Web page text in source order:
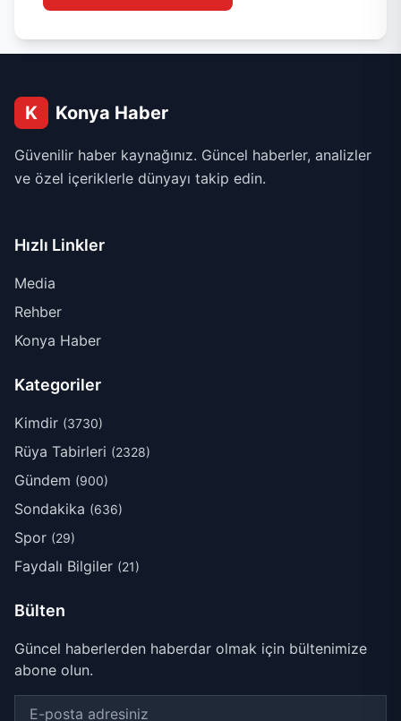
K Konya Haber
Güvenilir haber kaynağınız. Güncel haberler, analizler
ve özel içeriklerle dünyayı takip edin.
Hızlı Linkler
Media
Rehber
Konya Haber
Kategoriler
Kimdir (3730)
Rüya Tabirleri (2328)
Gündem (900)
Sondakika (636)
Spor (29)
Faydalı Bilgiler (21)
Bülten
Güncel haberlerden haberdar olmak için bültenimize
abone olun.